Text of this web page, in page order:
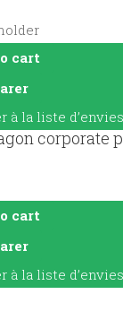
cart
à la liste d’envies
corporate
cart
à la liste d’envies